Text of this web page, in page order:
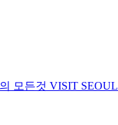
모든것 VISIT SEOUL